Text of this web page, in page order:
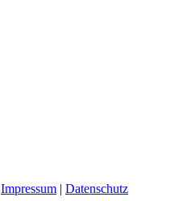
Impressum | Datenschutz